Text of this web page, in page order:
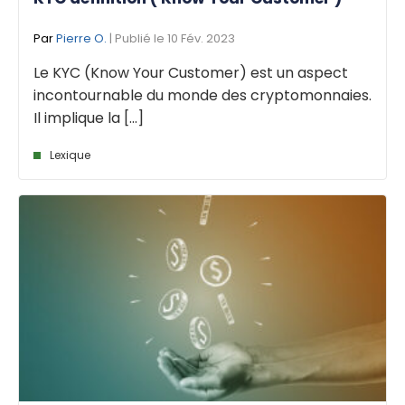
ParPierre O. | Publié le 10 Fév. 2023
Le KYC (Know Your Customer) est un aspect
incontournable du monde des cryptomonnaies.
Il implique la [...]
Lexique